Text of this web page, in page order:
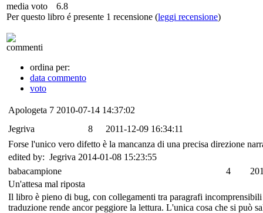
media voto
6.8
Per questo libro é presente 1 recensione (leggi recensione)
commenti
ordina per:
data commento
voto
Apologeta 7 2010-07-14 14:37:02
Jegriva
8
2011-12-09 16:34:11
Forse l'unico vero difetto è la mancanza di una precisa direzione
edited by: Jegriva 2014-01-08 15:23:55
babacampione
4
Un'attesa mal riposta
Il libro è pieno di bug, con collegamenti tra paragrafi
traduzione rende ancor peggiore la lettura. L'unica cosa che si può